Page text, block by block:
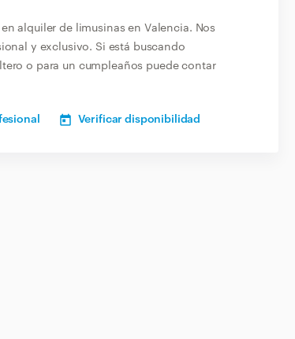
alquiler de limusinas en Valencia. Nos
y exclusivo. Si está buscando
o para un cumpleaños puede contar
Verificar disponibilidad